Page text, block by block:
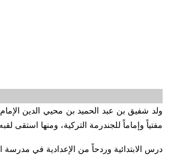
ولد شفيق بن عبد الحميد بن محيي الدين
مفتياً وإماماً للجندرمة التركية، ومنها استقى
درس الابتدائية وردحاً من الإعدادية في مدرسة